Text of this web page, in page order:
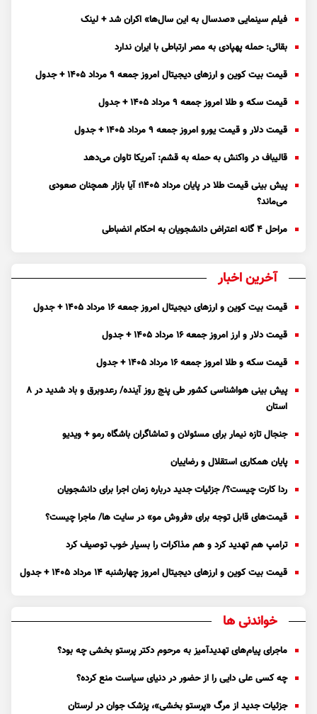
فیلم سینمایی «صدسال به این سال‌ها» اکران شد + لینک
بقائی: حمله پهپادی به مصر ارتباطی با ایران ندارد
قیمت بیت کوین و ارز‌های دیجیتال امروز جمعه ۹ مرداد ۱۴۰۵ + جدول
قیمت سکه و طلا امروز جمعه ۹ مرداد ۱۴۰۵ + جدول
قیمت دلار و قیمت یورو امروز جمعه ۹ مرداد ۱۴۰۵ + جدول
قالیباف در واکنش به حمله به قشم: آمریکا تاوان می‌دهد
پیش بینی قیمت طلا در پایان مرداد 1405؛ آیا بازار همچنان صعودی
می‌ماند؟
مراحل ۴ گانه اعتراض دانشجویان به احکام انضباطی
آخرین اخبار
قیمت بیت کوین و ارز‌های دیجیتال امروز جمعه ۱۶ مرداد ۱۴۰۵ + جدول
قیمت دلار و ارز امروز جمعه ۱۶ مرداد ۱۴۰۵ + جدول
قیمت سکه و طلا امروز جمعه ۱۶ مرداد ۱۴۰۵ + جدول
پیش بینی هواشناسی کشور طی پنج روز آینده/ رعدوبرق و باد شدید در ۸
استان
جنجال تازه نیمار برای مسئولان و تماشاگران باشگاه رمو + ویدیو
پایان همکاری استقلال و رضاییان
ردا کارت چیست؟/ جزئیات جدید درباره زمان اجرا برای دانشجویان
قیمت‌های قابل توجه برای «فروش مو» در سایت ها/ ماجرا چیست؟
ترامپ هم تهدید کرد و هم مذاکرات را بسیار خوب توصیف کرد
قیمت بیت کوین و ارز‌های دیجیتال امروز چهارشنبه ۱۴ مرداد ۱۴۰۵ + جدول
خواندنی ها
ماجرای پیام‌های تهدیدآمیز به مرحوم دکتر پرستو بخشی چه بود؟
چه کسی علی دایی را از حضور در دنیای سیاست منع کرده؟
جزئیات جدید از مرگ «پرستو بخشی»، پزشک جوان در لرستان